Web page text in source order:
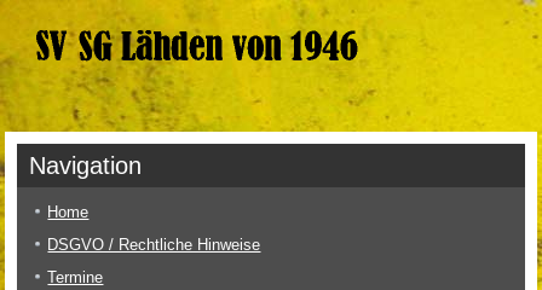
Navigation
Home
DSGVO / Rechtliche Hinweise
Termine